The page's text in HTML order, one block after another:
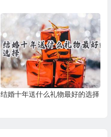
结婚十年送什么礼物最好的选择